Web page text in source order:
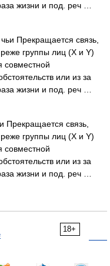
жизни и под. реч …
Прекращается связь,
группы лиц (X и Y)
совместной
или из за
жизни и под. реч …
Прекращается связь,
группы лиц (X и Y)
совместной
или из за
жизни и под. реч …
18+